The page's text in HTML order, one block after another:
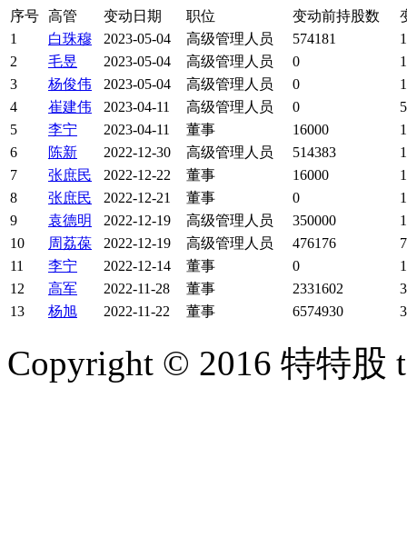
序号 高管 变动日期 职位 变动前持股数
1
白珠穆 2023-05-04 高级管理人员 574181
2
毛昱 2023-05-04 高级管理人员 0
3
杨俊伟 2023-05-04 高级管理人员 0
4
崔建伟 2023-04-11 高级管理人员 0
5
李宁 2023-04-11 董事 16000
6
陈新 2022-12-30 高级管理人员 514383
7
张庶民 2022-12-22 董事 16000
8
张庶民 2022-12-21 董事 0
9
袁德明 2022-12-19 高级管理人员 350000
10
周荔葆 2022-12-19 高级管理人员 476176
11
李宁 2022-12-14 董事 0
12
高军 2022-11-28 董事 2331602
13
杨旭 2022-11-22 董事 6574930
Copyright © 2016 特特股